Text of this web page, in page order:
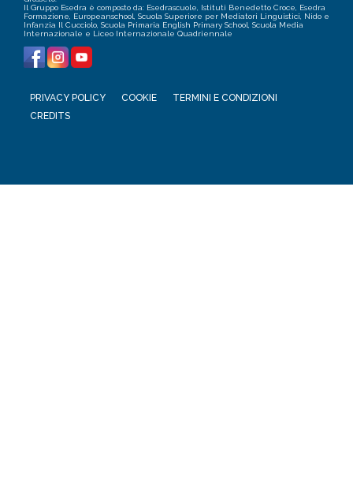
Il Gruppo Esedra è composto da: Esedrascuole, Istituti Benedetto Croce, Esedra
Formazione, Europeanschool, Scuola Superiore per Mediatori Linguistici, Nido e
Infanzia Il Cucciolo, Scuola Primaria English Primary School, Scuola Media
Internazionale e Liceo Internazionale Quadriennale
PRIVACY POLICY COOKIE
TERMINI E CONDIZIONI
CREDITS